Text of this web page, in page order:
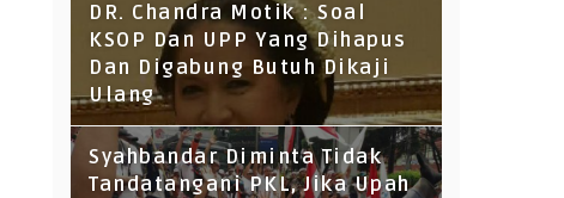
DR. Chandra Motik : Soal
KSOP Dan UPP Yang Dihapus
Dan Digabung Butuh Dikaji
Ulang
Syahbandar Diminta Tidak
Tandatangani PKL, Jika Upah